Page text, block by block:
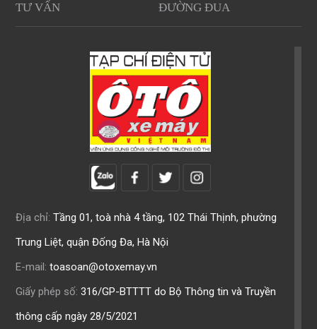
TƯ VẤN ĐƯỜNG ĐUA
Địa chỉ: Tầng 01, toà nhà 4 tầng, 102 Thái Thịnh, phường
Trung Liệt, quận Đống Đa, Hà Nội
E-mail: toasoan@otoxemay.vn
Giấy phép số: 316/GP-BTTTT do Bộ Thông tin và Truyền
thông cấp ngày 28/5/2021